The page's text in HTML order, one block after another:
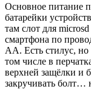
Основное питание
батарейки
там слот для
смартфона по
АА. Есть стилус, но
том числе в
верхней защёлки и
закручивать болт…